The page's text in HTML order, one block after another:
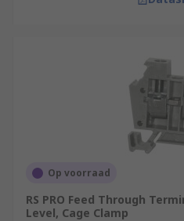
Op voorraad
RS PRO Feed Through
Level, Cage Clamp